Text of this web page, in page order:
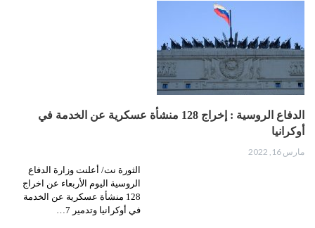
الدفاع الروسية : إخراج 128 منشأة عسكرية عن الخدمة في
أوكرانيا
مارس 16, 2022
الثورة نت/ أعلنت وزارة الدفاع
الروسية اليوم الأربعاء عن اخراج
128 منشأة عسكرية عن الخدمة
في أوكرانيا وتدمير 7…